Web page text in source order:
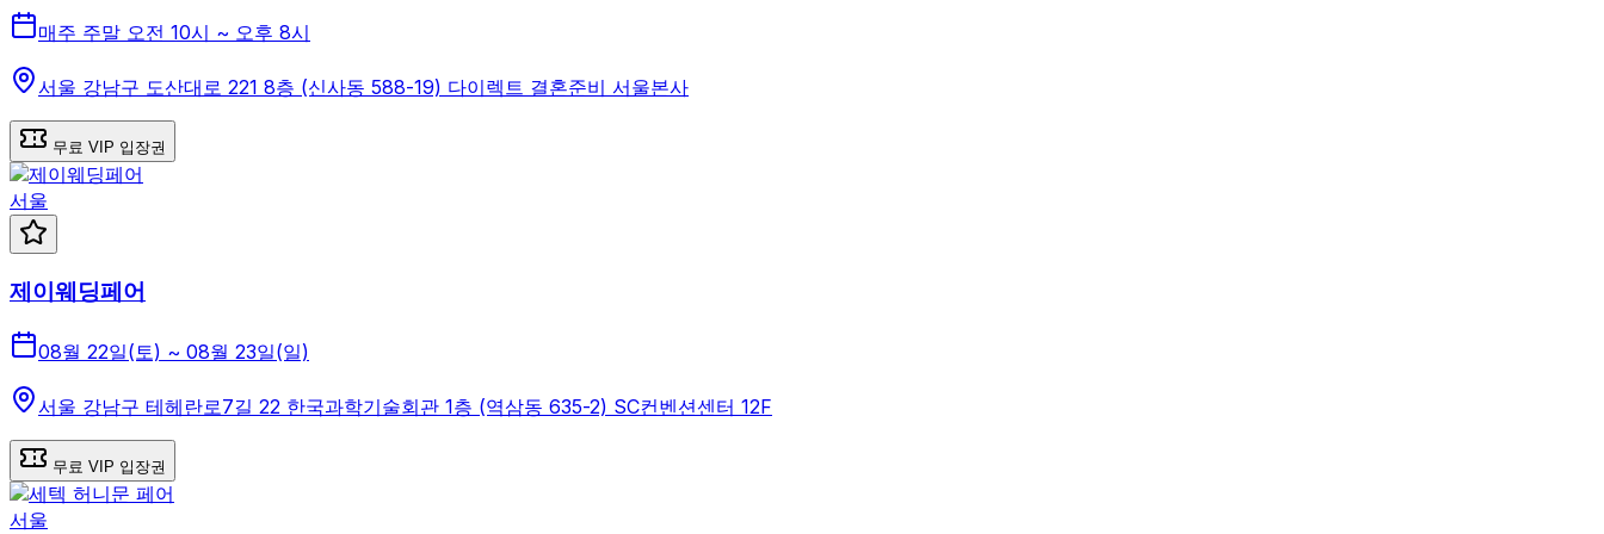
매주 주말 오전 10시 ~ 오후 8시
서울 강남구 도산대로 221 8층 (신사동 588-19) 다이렉트 결혼준비 서울본사
무료 VIP 입장권
서울
제이웨딩페어
08월 22일(토) ~ 08월 23일(일)
서울 강남구 테헤란로7길 22 한국과학기술회관 1층 (역삼동 635-2) SC컨벤션센터 12F
무료 VIP 입장권
서울